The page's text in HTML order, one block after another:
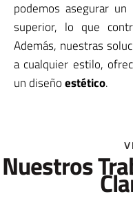
podemos asegurar un
superior, lo que
Además, nuestras
a cualquier estilo,
un diseñoestético.
Nuestros